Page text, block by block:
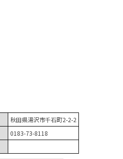
秋田県湯沢市千石町2-2-2
0183-73-8118